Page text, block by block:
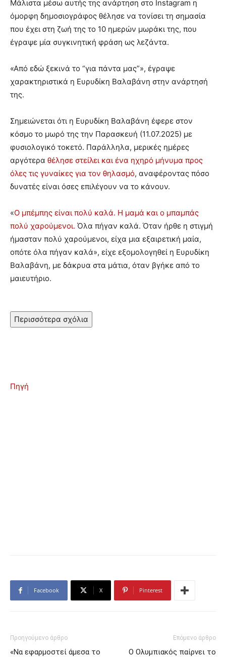
Μάλιστα μέσω αυτής της ανάρτηση στο Instagram η
όμορφη δημοσιογράφος θέλησε να τονίσει τη σημασία
που έχει στη ζωή της το 10 ημερών μωράκι της, που
έγραψε μία συγκινητική φράση ως λεζάντα.
«Από εδώ ξεκινά το “για πάντα μας”», έγραψε
χαρακτηριστικά η Ευρυδίκη Βαλαβάνη στην ανάρτησή
της.
Σημειώνεται ότι η Ευρυδίκη Βαλαβάνη έφερε στον
κόσμο το μωρό της την Παρασκευή (11.07.2025) με
φυσιολογικό τοκετό. Παράλληλα, μερικές ημέρες
αργότερα θέλησε στείλει και ένα ηχηρό μήνυμα προς
όλες τις γυναίκες για τον θηλασμό, αναφέροντας πόσο
δυνατές είναι όσες επιλέγουν να το κάνουν.
«Ο μπέμπης είναι πολύ καλά. Η μαμά και ο μπαμπάς
πολύ χαρούμενοι. Όλα πήγαν καλά. Όταν ήρθε η στιγμή
ήμασταν πολύ χαρούμενοι, είχα μια εξαιρετική μαία,
οπότε όλα πήγαν καλά», είχε εξομολογηθεί η Ευρυδίκη
Βαλαβάνη, με δάκρυα στα μάτια, όταν βγήκε από το
μαιευτήριο.
Περισσότερα σχόλια
Πηγή
Facebook X Pinterest
Προηγούμενο άρθρο
«Να εφαρμοστεί άμεσα το
Επόμενο άρθρο
Ο Ολυμπιακός παίρνει το